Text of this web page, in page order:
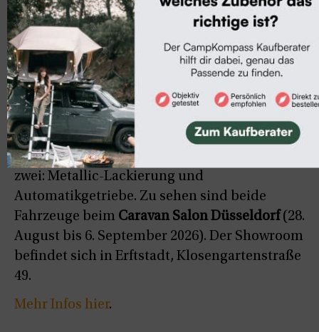
Weiß mit Schaltgetriebe.
Zur Serienausstattung beider Modelle
gehören neben den technischen Neuheiten
auch Standheizung, Zwei-Flammen-Kocher
mit Waschbecken, Wasserboiler,
Außendusche, tragbares WC, Gas-
Sicherheitssystem, klappbarer Fahrradträger,
Markise und Heckzelt. Optionen gibt es nur
zwei: Metallic-Lackierung und
Automatikgetriebe. Zu sehen sind beide
Fahrzeuge beim Caravan Salon Düsseldorf(28.
August bis 6. September 2026). Der Showroom
befindet sich in Erftstadt, Klosengartenstraße
49.
Mehr Infos hier.